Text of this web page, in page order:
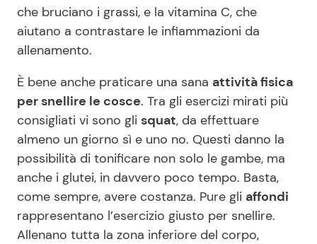
che bruciano i grassi, e la vitamina C, che
aiutano a contrastare le infiammazioni da
allenamento.
È bene anche praticare una sana attività fisica
per snellire le cosce. Tra gli esercizi mirati più
consigliati vi sono gli squat, da effettuare
almeno un giorno sì e uno no. Questi danno la
possibilità di tonificare non solo le gambe, ma
anche i glutei, in davvero poco tempo. Basta,
come sempre, avere costanza. Pure gli affondi
rappresentano l’esercizio giusto per snellire.
Allenano tutta la zona inferiore del corpo,